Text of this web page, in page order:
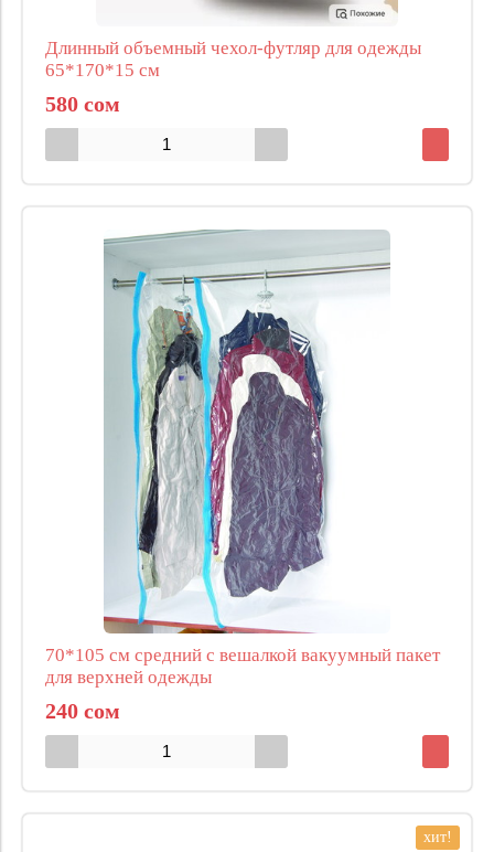
Длинный объемный чехол-футляр для одежды
65*170*15 см
580 сом
70*105 см средний с вешалкой вакуумный пакет
для верхней одежды
240 сом
хит!